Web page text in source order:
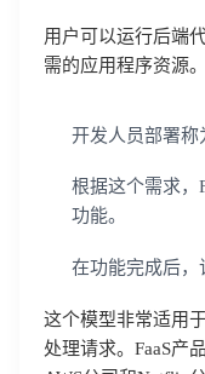
用户可以运行后端
需的应用程序资源。
开发人员部署称
根据这个需求，
功能。
在功能完成后，
这个模型非常适用
处理请求。FaaS产